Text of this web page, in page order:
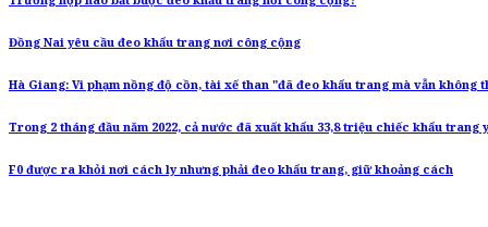
Đồng Nai yêu cầu đeo khẩu trang nơi công cộng
Hà Giang: Vi phạm nồng độ cồn, tài xế than "đã đeo khẩu trang mà vẫn không
Trong 2 tháng đầu năm 2022, cả nước đã xuất khẩu 33,8 triệu chiếc khẩu trang
F0 được ra khỏi nơi cách ly nhưng phải đeo khẩu trang, giữ khoảng cách